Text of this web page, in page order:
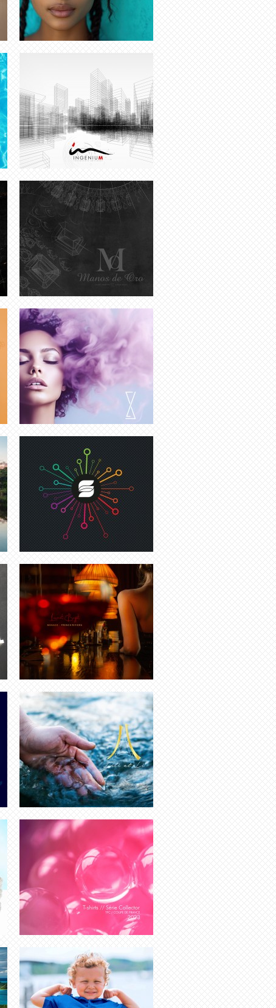
INFOGRAPHISTE SAINT-BARTH
CRÉATION IDENTITÉ VISUELLE LUXE
CRÉATION LOGO | AGENCE
D’INTÉRIM
CRÉATION LOGO MONACO | FRENCH
RIVIERA
CRÉATION LOGO MARQUE DE LUXE
T-SHIRT TFC | COUPE DE FRANCE
CRÉATION LOGO MARQUE |
GRAPHISTE FREELANCE
CRÉATION LOGO SALON COIFFURE
HAUT DE GAMME